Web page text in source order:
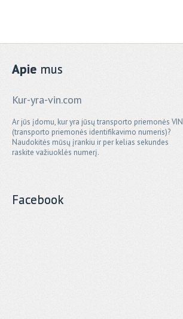
Apie mus
Kur-yra-vin.com
Ar jūs įdomu, kur yra jūsų transporto priemonės VIN
(transporto priemonės identifikavimo numeris)?
Naudokitės mūsų įrankiu ir per kelias sekundes
raskite važiuoklės numerį.
Facebook